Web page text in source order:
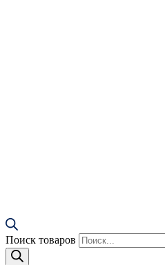
Поиск товаров